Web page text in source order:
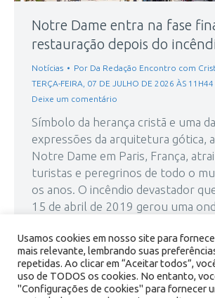
Notre Dame entra na fase
restauração depois do
Notícias Por Da Redação Encontro com
TERÇA-FEIRA, 07 DE JULHO DE 2026 ÀS 11H44
Deixe um comentário
Símbolo da herança cristã e uma
expressões da arquitetura gótica,
Notre Dame em Paris, França,
turistas e peregrinos de todo o
os anos. O incêndio devastador
15 de abril de 2019 gerou uma
garantir a…
Usamos cookies em nosso site para
mais relevante, lembrando suas
repetidas. Ao clicar em “Aceitar todos”,
uso de TODOS os cookies. No entanto,
"Configurações de cookies" para fornecer